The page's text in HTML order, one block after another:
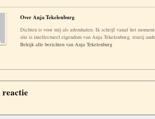
Over Anja Tekelenburg
Dichten is voor mij als ademhalen. Ik schrijf vanaf het
site is intellectueel eigendom van Anja Tekelenburg, tenzij
Bekijk alle berichten van Anja Tekelenburg
reactie